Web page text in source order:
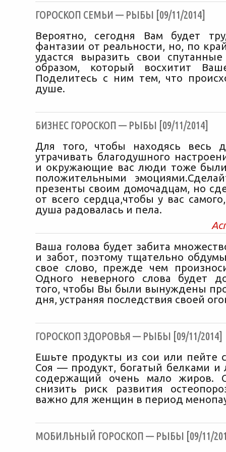
ГОРОСКОП СЕМЬИ — РЫБЫ [09/11/2014]
Вероятно, сегодня Вам будет
фантазии от реальности, но, по
удастся выразить свои
образом, который восхитит
Поделитесь с ним тем, что
душе.
БИЗНЕС ГОРОСКОП — РЫБЫ [09/11/2014]
Для того, чтобы находясь весь
утрачивать благодушного
и окружающие вас люди тоже
положительными
презенты своим домочадцам, но
от всего сердца,чтобы у вас
душа радовалась и пела.
Ваша голова будет забита
и забот, поэтому тщательно
свое слово, прежде чем
Одного неверного слова будет
того, чтобы Вы были вынуждены
дня, устраняя последствия своей
ГОРОСКОП ЗДОРОВЬЯ — РЫБЫ [09/11/2014]
Ешьте продукты из сои или пейте
Соя — продукт, богатый белками и
содержащий очень мало жиров.
снизить риск развития
важно для женщин в период
МОБИЛЬНЫЙ ГОРОСКОП — РЫБЫ [09/11/